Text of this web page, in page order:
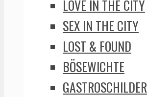
LOVE IN THE CITY
SEX IN THE CITY
LOST & FOUND
BÖSEWICHTE
GASTROSCHILDER